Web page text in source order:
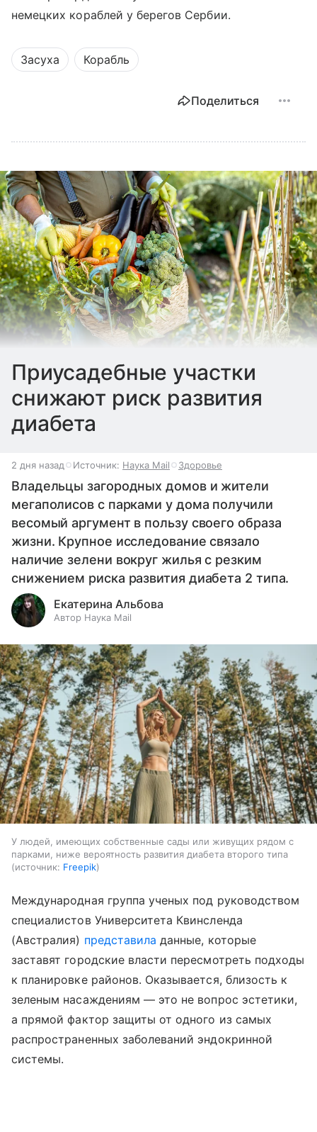
немецких кораблей у берегов Сербии.
Засуха Корабль
Поделиться
Приусадебные участки
снижают риск развития
диабета
2 дня назад Источник: Наука Mail Здоровье
Владельцы загородных домов и жители
мегаполисов с парками у дома получили
весомый аргумент в пользу своего образа
жизни. Крупное исследование связало
наличие зелени вокруг жилья с резким
снижением риска развития диабета 2 типа.
Екатерина Альбова
Автор Наука Mail
У людей, имеющих собственные сады или живущих рядом с
парками, ниже вероятность развития диабета второго типа
источник: Freepik
Международная группа ученых под руководством
специалистов Университета Квинсленда
(Австралия) представила данные, которые
заставят городские власти пересмотреть подходы
к планировке районов. Оказывается, близость к
зеленым насаждениям — это не вопрос эстетики,
а прямой фактор защиты от одного из самых
распространенных заболеваний эндокринной
системы.